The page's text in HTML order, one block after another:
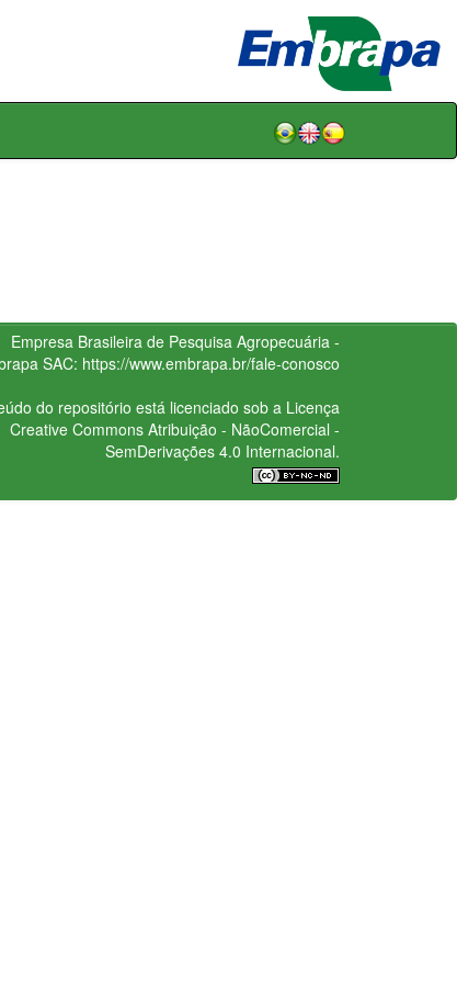
Empresa Brasileira de Pesquisa Agropecuária -
SAC: https://www.embrapa.br/fale-conosco
do repositório está licenciado sob a Licença
Creative CommonsAtribuição - NãoComercial -
SemDerivações 4.0 Internacional.